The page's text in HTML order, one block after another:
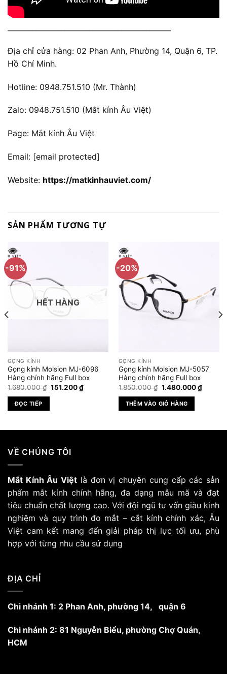
Địa chỉ cửa hàng: 02 Phan Anh, Phường 14, Quận 6, TP.
Hồ Chí Minh.
Hotline: 0948.751.510 (Mr. Thành)
Zalo: 0948.751.510 (Mắt kính Âu Việt)
Page: Mắt kính Âu Việt
Email: [email protected]
Website: https://matkinhauviet.com/
SẢN PHẨM TƯƠNG TỰ
-91%
HẾT HÀNG
GỌNG KÍNH
Gọng kính Molsion MJ-6096
Hàng chính hãng Full box
1.680.000₫ Giá
151.200₫Giá
hiện
ĐỌC TIẾP
-20%
GỌNG KÍNH
Gọng kính Molsion MJ-5057
Hàng chính hãng Full box
1.850.000₫ Giá
là:
1.850.000 ₫.
1.480.000₫Giá
hiện
THÊM VÀO GIỎ HÀNG
₫.
VỀ CHÚNG TÔI
Mắt Kính Âu Việt là đơn vị chuyên cung cấp các sản
phẩm mắt kính chính hãng, đa dạng mẫu mã và đạt
tiêu chuẩn chất lượng cao. Với đội ngũ tư vấn giàu kinh
nghiệm và quy trình đo mắt – cắt kính chính xác, Âu
Việt cam kết mang đến giải pháp thị lực tối ưu, phù
hợp với từng nhu cầu sử dụng
ĐỊA CHỈ
Chi nhánh 1: 2 Phan Anh, phường 14, quận 6
Chi nhánh 2: 81 Nguyễn Biểu, phường Chợ Quán,
HCM